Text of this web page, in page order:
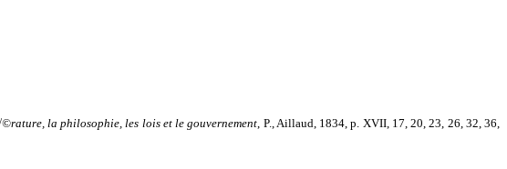
la philosophie, les lois et le gouvernement, P., Aillaud, 1834, p. XVII, 17, 20, 23, 26, 32, 36,